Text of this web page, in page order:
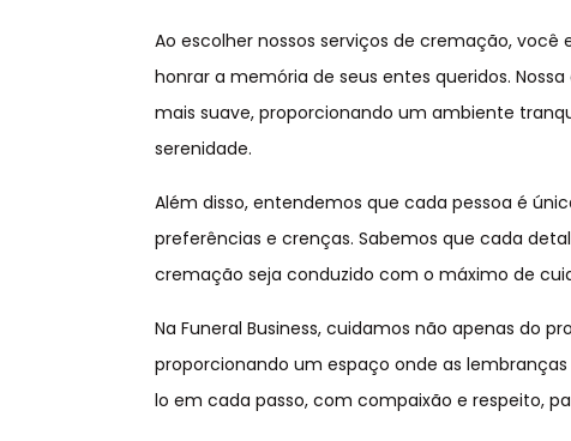
Ao escolher nossos serviços de cremação,
honrar a memória de seus entes queridos.
mais suave, proporcionando um ambiente
serenidade.
Além disso, entendemos que cada pessoa é
preferências e crenças. Sabemos que cada
cremação seja conduzido com o máximo de
Na Funeral Business, cuidamos não apenas do
proporcionando um espaço onde as
lo em cada passo, com compaixão e respeito,